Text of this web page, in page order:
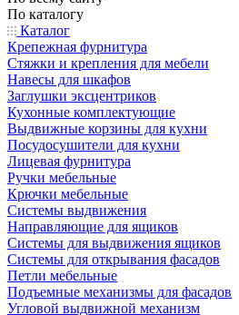
По каталогу
Каталог
Крепежная фурнитура
Стяжки и крепления для мебели
Навесы для шкафов
Заглушки эксцентриков
Кухонные комплектующие
Выдвижные корзины для кухни
Посудосушители для кухни
Лицевая фурнитура
Ручки мебельные
Крючки мебельные
Системы выдвижения
Направляющие для ящиков
Системы для выдвижения ящиков
Системы для открывания фасадов
Петли мебельные
Подъемные механизмы для фасадов
Угловой выдвижной механизм